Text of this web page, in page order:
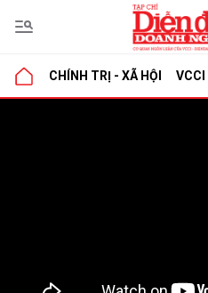
CHÍNH TRỊ - XÃ HỘI VCCI